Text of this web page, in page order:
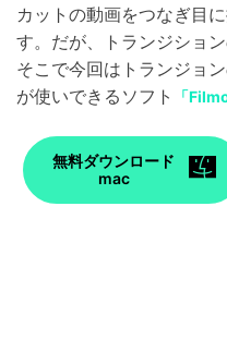
カットの動画をつなぎ目
す。だが、トランジショ
そこで今回はトランジョ
が使いできるソフト
「
無料ダウンロード
mac